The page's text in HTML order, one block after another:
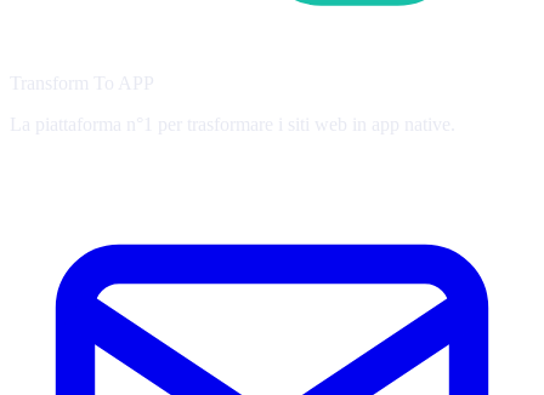
Transform To APP
La piattaforma n°1 per trasformare i siti web in app native.